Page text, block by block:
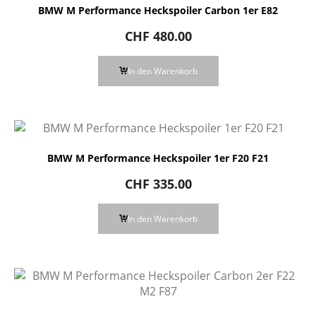
BMW M Performance Heckspoiler Carbon 1er E82
CHF 480.00
In den Warenkorb
BMW M Performance Heckspoiler 1er F20 F21
CHF 335.00
In den Warenkorb